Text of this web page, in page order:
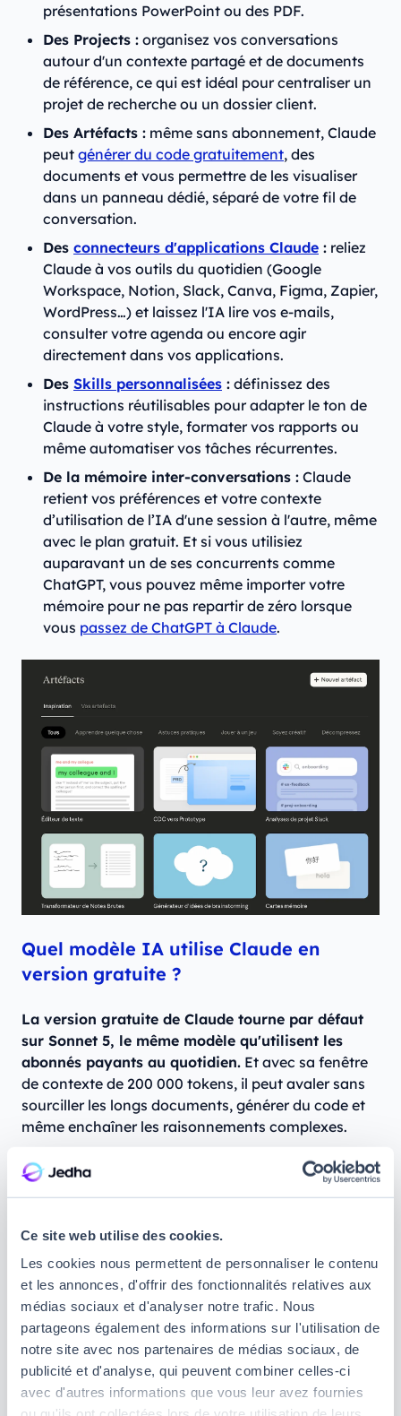
Ce site web utilise des cookies.
Les cookies nous permettent de personnaliser le contenu
et les annonces, d'offrir des fonctionnalités relatives aux
médias sociaux et d'analyser notre trafic. Nous
partageons également des informations sur l'utilisation de
notre site avec nos partenaires de médias sociaux, de
publicité et d'analyse, qui peuvent combiner celles-ci
avec d'autres informations que vous leur avez fournies
présentations PowerPoint ou des PDF.
Des Projects : organisez vos conversations
autour d'un contexte partagé et de documents
de référence, ce qui est idéal pour centraliser un
projet de recherche ou un dossier client.
Des Artéfacts : même sans abonnement, Claude
peut générer du code gratuitement, des
documents et vous permettre de les visualiser
dans un panneau dédié, séparé de votre fil de
conversation.
Des connecteurs d'applications Claude : reliez
Claude à vos outils du quotidien (Google
Workspace, Notion, Slack, Canva, Figma, Zapier,
WordPress…) et laissez l'IA lire vos e-mails,
consulter votre agenda ou encore agir
directement dans vos applications.
Des Skills personnalisées : définissez des
instructions réutilisables pour adapter le ton de
Claude à votre style, formater vos rapports ou
même automatiser vos tâches récurrentes.
De la mémoire inter-conversations : Claude
retient vos préférences et votre contexte
d’utilisation de l’IA d'une session à l'autre, même
avec le plan gratuit. Et si vous utilisiez
auparavant un de ses concurrents comme
ChatGPT, vous pouvez même importer votre
mémoire pour ne pas repartir de zéro lorsque
vous passez de ChatGPT à Claude.
Quel modèle IA utilise Claude en
version gratuite ?
La version gratuite de Claude tourne par défaut
sur Sonnet 5, le même modèle qu'utilisent les
abonnés payants au quotidien. Et avec sa fenêtre
de contexte de 200 000 tokens, il peut avaler sans
sourciller les longs documents, générer du code et
même enchaîner les raisonnements complexes.
Principale différence avec ChatGPT gratuit, qui
vous permet d’envoyer 10 messages à GPT-5.5
modèle allégé, avec Claude, vous ne souffrirez pas
dernier message, vous continuerez à utiliser
Sonnet 5 jusqu’à ce que votre limite d’utilisation
soit atteinte.
Bon à savoir : pour des tâches plus simples, vous
pourrez opter pour Haiku 4.5, moins gourmand en
tokens ; néanmoins, en version gratuite vous ne